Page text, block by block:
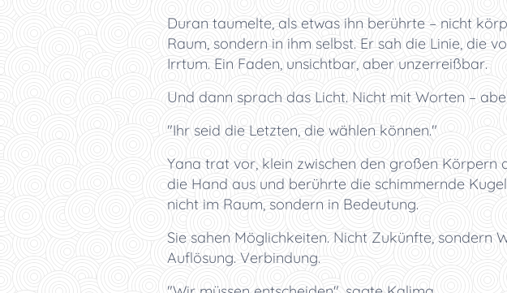
Duran taumelte, als etwas ihn berührte – nicht
Raum, sondern in ihm selbst. Er sah die Linie, die
Irrtum. Ein Faden, unsichtbar, aber unzerreißbar.
Und dann sprach das Licht. Nicht mit Worten –
"Ihr seid die Letzten, die wählen können."
Yana trat vor, klein zwischen den großen Körpern
die Hand aus und berührte die schimmernde
nicht im Raum, sondern in Bedeutung.
Sie sahen Möglichkeiten. Nicht Zukünfte, sondern
Auflösung. Verbindung.